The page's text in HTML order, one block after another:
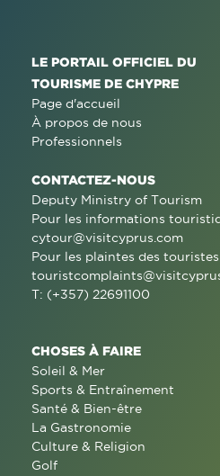
LE PORTAIL OFFICIEL DU
TOURISME DE CHYPRE
Page d'accueil
À propos de nous
Professionnels
CONTACTEZ-NOUS
Deputy Ministry of Tourism
Pour les informations
cytour@visitcyprus.com
Pour les plaintes des touristes
T: (+357) 22691100
CHOSES À FAIRE
Soleil & Mer
Sports & Entraînement
Santé & Bien-être
La Gastronomie
Culture & Religion
Golf